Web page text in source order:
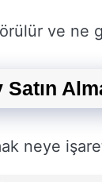
ve ne
neye